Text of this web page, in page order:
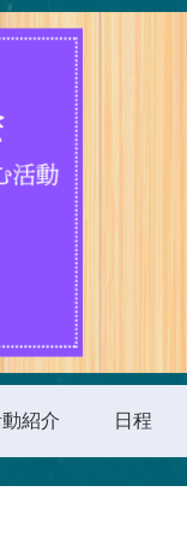
紹介 日程